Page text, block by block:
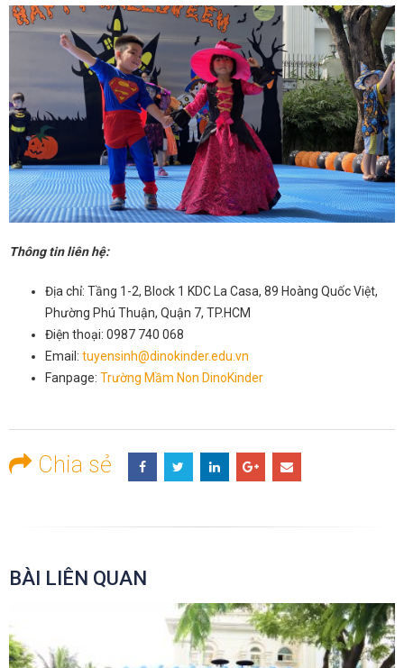
Thông tin liên hệ:
Địa chỉ: Tầng 1-2, Block 1 KDC La Casa, 89 Hoàng Quốc Việt,
Phường Phú Thuận, Quận 7, TP.HCM
Điện thoại: 0987 740 068
Email: tuyensinh@dinokinder.edu.vn
Fanpage: Trường Mầm Non DinoKinder
Chia sẻ
BÀI LIÊN QUAN